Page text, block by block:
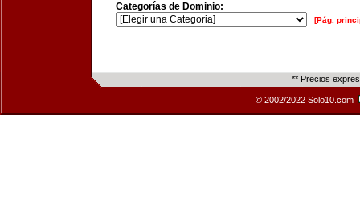
Categorías de Dominio:
[Pág.
** Precios
© 2002/2022 Solo10.com